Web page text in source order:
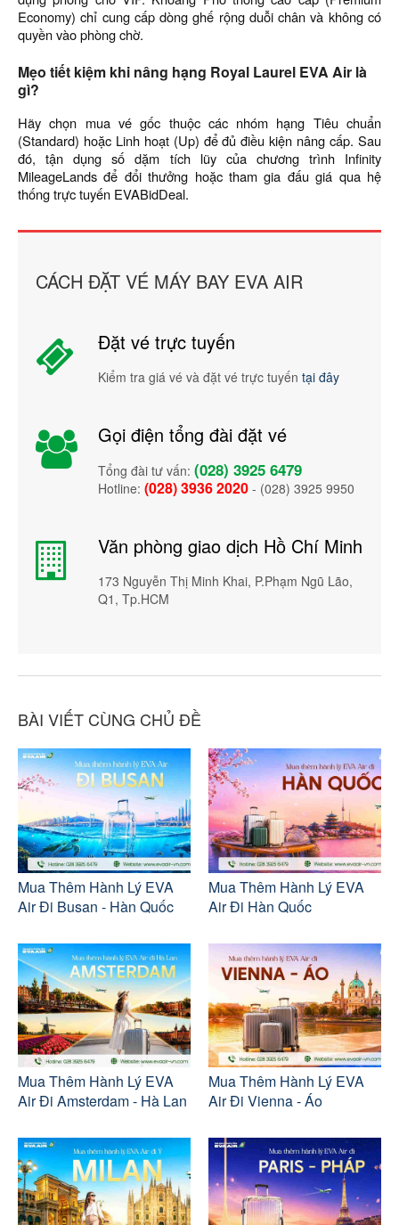
Economy) chỉ cung cấp dòng ghế rộng duỗi chân và không có
quyền vào phòng chờ.
Mẹo tiết kiệm khi nâng hạng Royal Laurel EVA Air là
gì?
Hãy chọn mua vé gốc thuộc các nhóm hạng Tiêu chuẩn
(Standard) hoặc Linh hoạt (Up) để đủ điều kiện nâng cấp. Sau
đó, tận dụng số dặm tích lũy của chương trình Infinity
MileageLands để đổi thưởng hoặc tham gia đấu giá qua hệ
thống trực tuyến EVABidDeal.
CÁCH ĐẶT VÉ MÁY BAY EVA AIR
Đặt vé trực tuyến
Kiểm tra giá vé và đặt vé trực tuyến tại đây
Gọi điện tổng đài đặt vé
Tổng đài tư vấn: (028) 3925 6479
Hotline: (028) 3936 2020 - (028) 3925 9950
Văn phòng giao dịch Hồ Chí Minh
173 Nguyễn Thị Minh Khai, P.Phạm Ngũ Lão,
Q1, Tp.HCM
BÀI VIẾT CÙNG CHỦ ĐỀ
Mua Thêm Hành Lý EVA
Air Đi Busan - Hàn Quốc
Mua Thêm Hành Lý EVA
Air Đi Hàn Quốc
Mua Thêm Hành Lý EVA
Air Đi Amsterdam - Hà Lan
Mua Thêm Hành Lý EVA
Air Đi Vienna - Áo